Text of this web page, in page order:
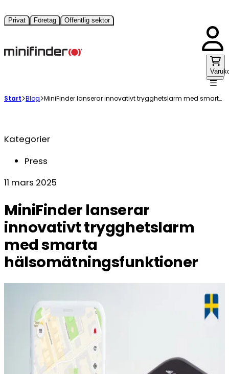
Privat Företag Offentlig sektor
Start Blog MiniFinder lanserar innovativt trygghetslarm med smarta hälsomätningsfunktioner
Kategorier
Press
11 mars 2025
MiniFinder lanserar
innovativt trygghetslarm
med smarta
hälsomätningsfunktioner